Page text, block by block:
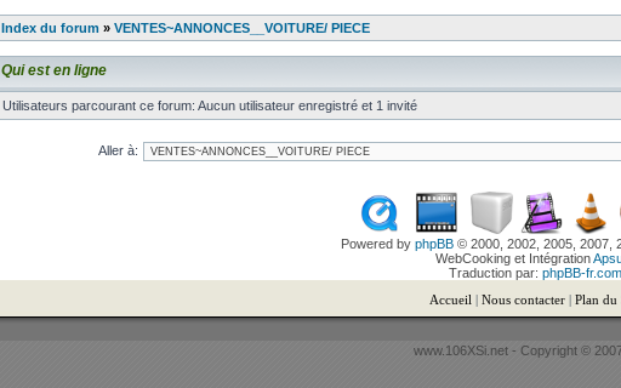
Index du forum » VENTES~ANNONCES__VOITURE/ PIECE
Qui est en ligne
Utilisateurs parcourant ce forum: Aucun utilisateur enregistré et 1 invité
Aller à:
Powered by phpBB © 2000, 2002, 2005, 2007,
WebCooking et Intégration
Traduction par: phpBB-fr.com
Accueil | Nous contacter| Plan du
www.106XSi.net - Copyright ©